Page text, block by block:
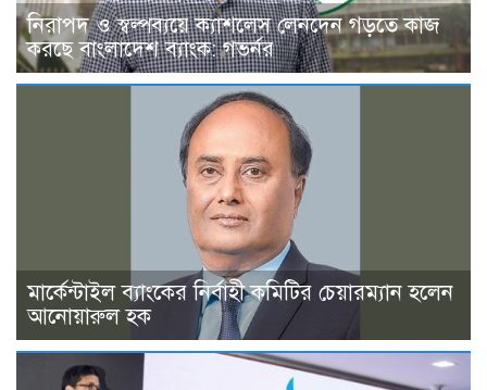
নিরাপদ ও স্বল্পব্যয়ে ক্যাশলেস লেনদেন গড়তে কাজ
করছে বাংলাদেশ ব্যাংক: গভর্নর
মার্কেন্টাইল ব্যাংকের নির্বাহী কমিটির চেয়ারম্যান হলেন
আনোয়ারুল হক